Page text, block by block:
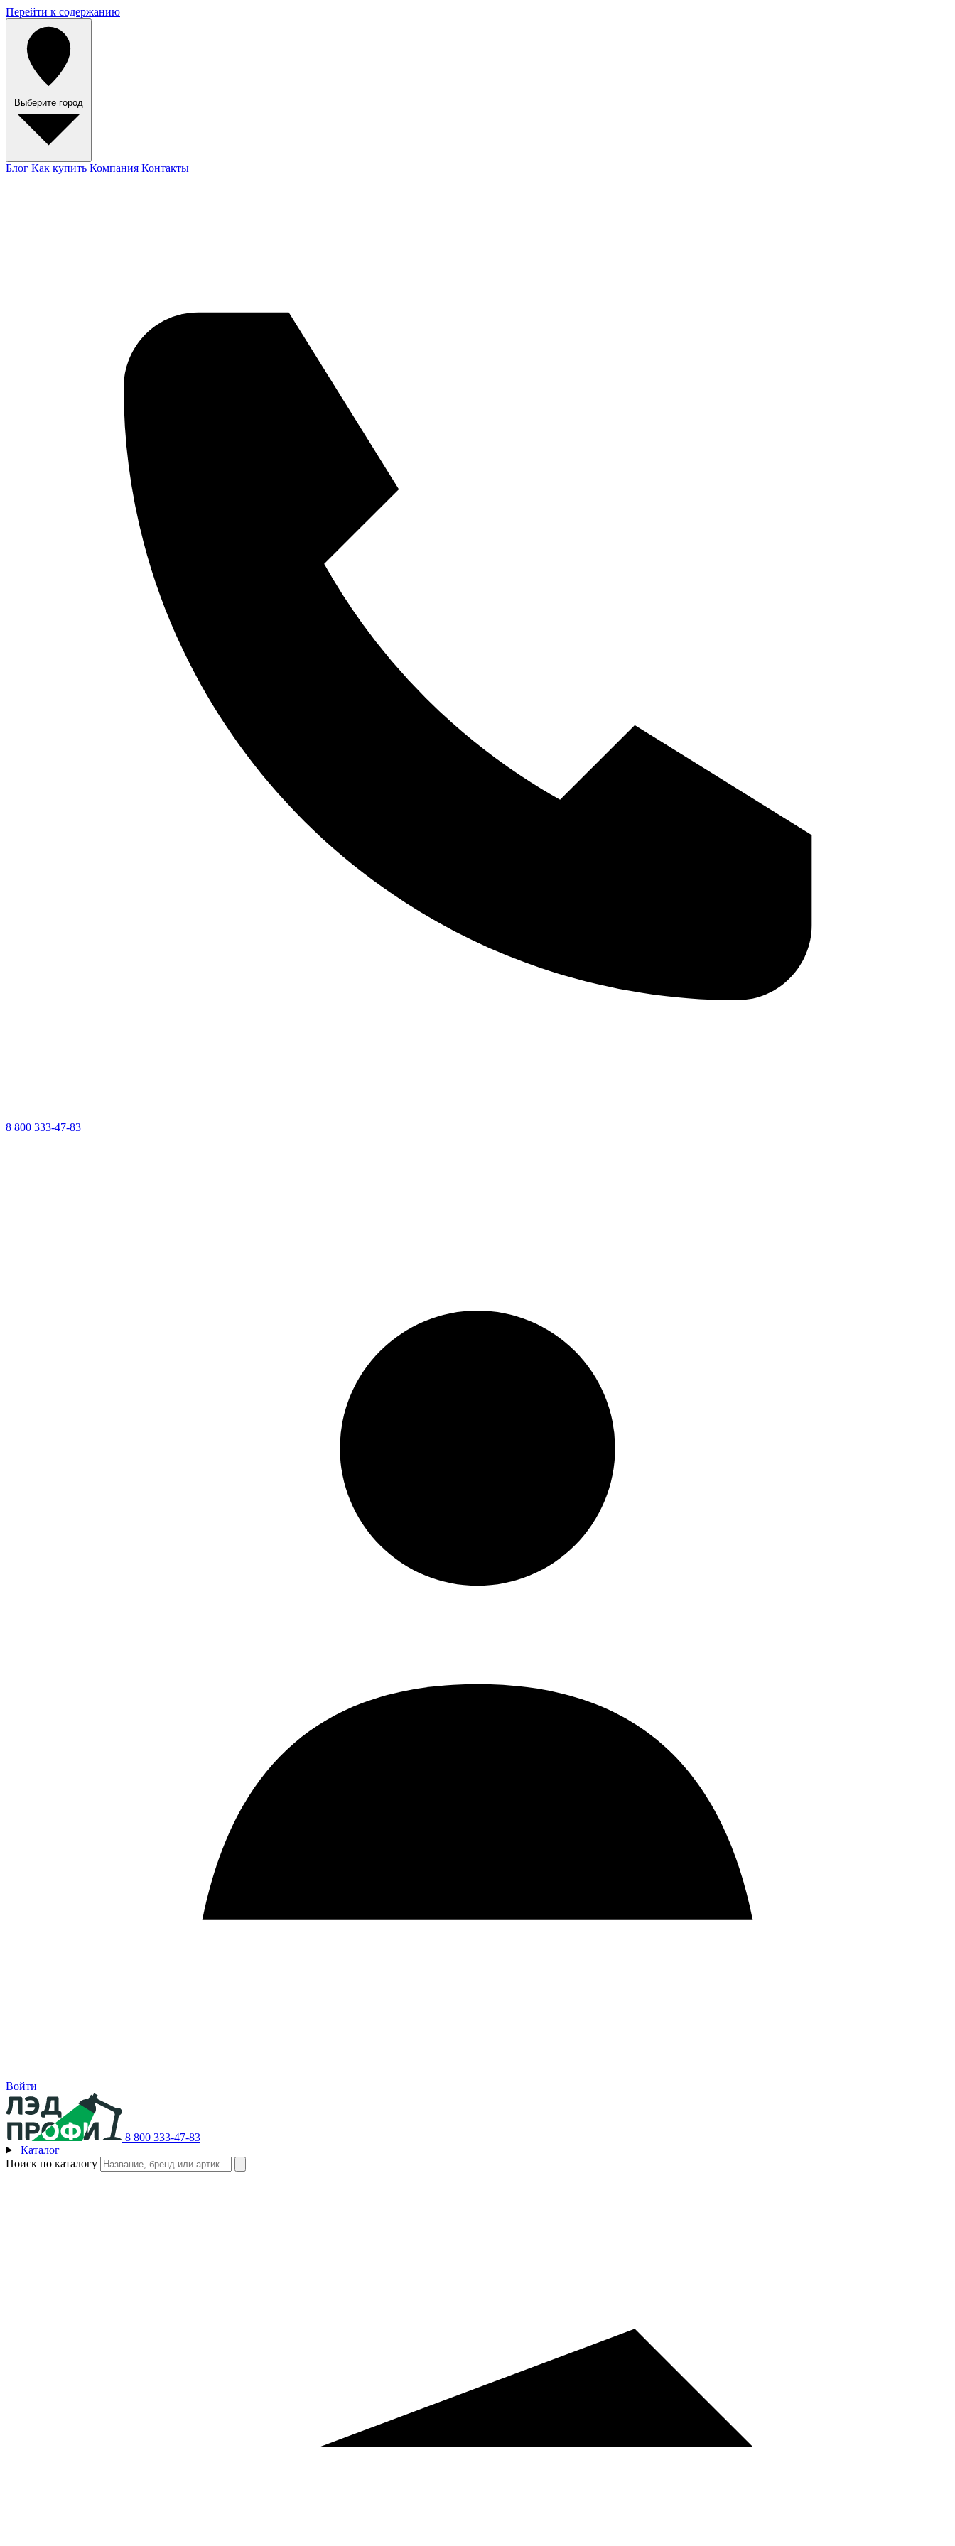
Перейти к содержанию
Выберите город
Блог Как купить Компания Контакты
8 800 333-47-83
Войти
8 800 333-47-83
Каталог
Поиск по каталогу